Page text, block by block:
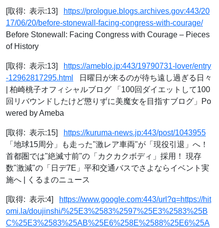
[取得: 表示:13]
https://prologue.blogs.archives.gov:443/20
17/06/20/before-stonewall-facing-congress-with-courage/
Before Stonewall: Facing Congress with Courage – Pieces
of History
[取得: 表示:13]
https://ameblo.jp:443/19790731-lover/entry
-12962817295.html
日曜日が来るのが待ち遠し過ぎる日々
| 柏崎桃子オフィシャルブログ 「100回ダイエットして100
回リバウンドしたけど懲りずに美魔女を目指すブログ」Po
wered by Ameba
[取得: 表示:15]
https://kuruma-news.jp:443/post/1043955
「地球15周分」も走った"激レア車両"が「現役引退」へ！
首都圏では"絶滅寸前"の「カクカクボディ」採用！ 現存
数"激減"の「日デ7E」平和交通バスでさよならイベント実
施へ | くるまのニュース
[取得: 表示:4]
https://www.google.com:443/url?q=https://hit
omi.la/doujinshi/%25E3%2583%2597%25E3%2583%25B
C%25E3%2583%25AB%25E6%258E%2588%25E6%25A